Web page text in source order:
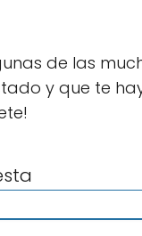
de las
y que te